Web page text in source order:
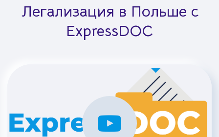
Легализация в Польше с
ExpressDOC